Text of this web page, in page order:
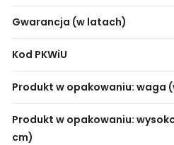
Gwarancja (w latach)
Kod PKWiU
Produkt w opakowaniu: waga
Produkt w opakowaniu:
cm)